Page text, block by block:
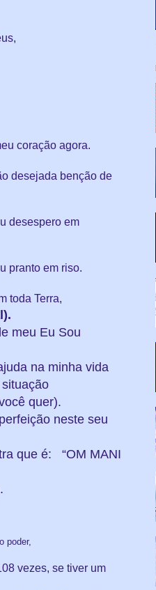
coração agora.
desejada benção de
desespero em
pranto em riso.
toda Terra,
meu Eu Sou
na minha vida
quer).
neste seu
que é:
“OM MANI
poder,
vezes, se tiver um